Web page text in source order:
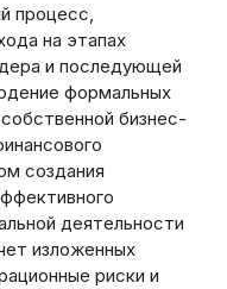
процесс,
на этапах
и последующей
формальных
бизнес-
создания
деятельности
изложенных
риски и